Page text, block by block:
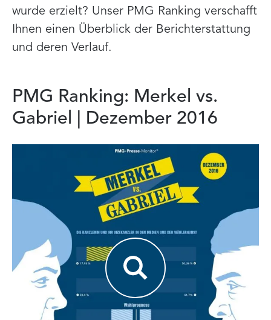
wurde erzielt? Unser PMG Ranking verschafft
Ihnen einen Überblick der Berichterstattung
und deren Verlauf.
PMG Ranking: Merkel vs.
Gabriel | Dezember 2016